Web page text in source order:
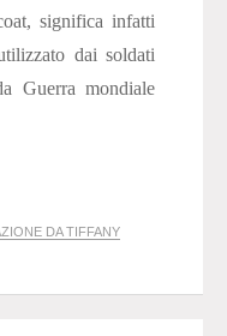
significa infatti
dai soldati
Guerra mondiale
DA TIFFANY